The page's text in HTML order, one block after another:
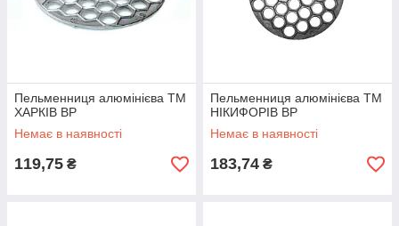
Пельменниця алюмінієва ТМ
ХАРКІВ BP
Немає в наявності
119,75 ₴
Пельменниця алюмінієва ТМ
НІКИФОРІВ BP
Немає в наявності
183,74 ₴